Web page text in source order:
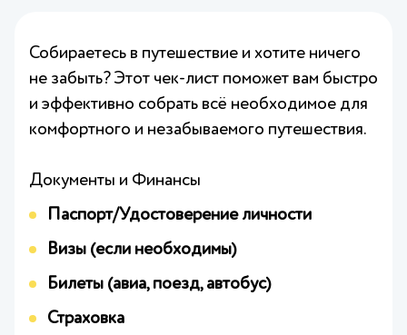
Собираетесь в путешествие и хотите ничего
не забыть? Этот чек-лист поможет вам быстро
и эффективно собрать всё необходимое для
комфортного и незабываемого путешествия.
Документы и Финансы
Паспорт/Удостоверение личности
Визы (если необходимы)
Билеты (авиа, поезд, автобус)
Страховка